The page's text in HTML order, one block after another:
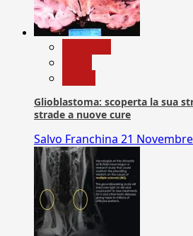
Glioblastoma: scoperta la sua
strade a nuove cure
Salvo Franchina 21